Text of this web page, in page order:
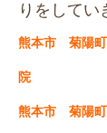
りをしてい
熊本市 菊陽
院
熊本市 菊陽